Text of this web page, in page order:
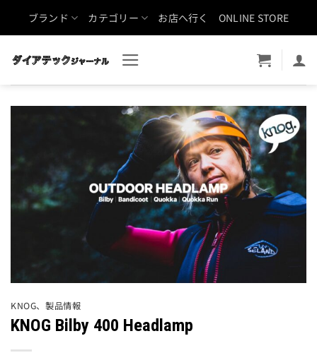
ブランド カテゴリー お店へ行く ONLINE STORE
KNOG、製品情報
KNOG Bilby 400 Headlamp